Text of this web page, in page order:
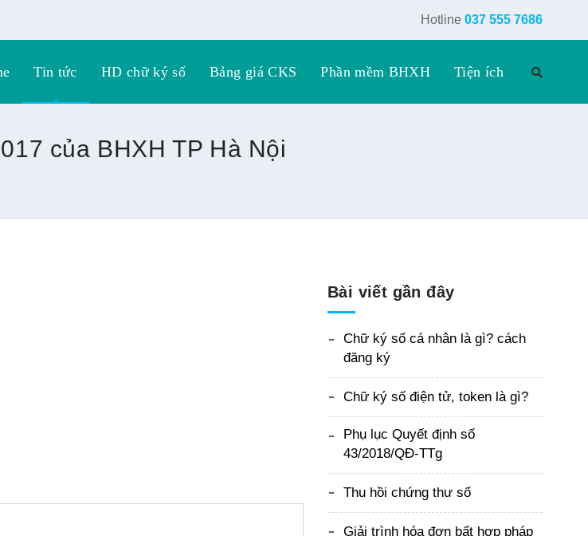
Hotline 037 555 7686
Tin tức HD chữ ký số Bảng giá CKS Phần mềm BHXH Tiện ích
của BHXH TP Hà Nội
Bài viết gần đây
Chữ ký số cá nhân là gì? cách
đăng ký
Chữ ký số điện tử, token là gì?
Phụ lục Quyết định số
43/2018/QĐ-TTg
Thu hồi chứng thư số
Giải trình hóa đơn bất hợp pháp